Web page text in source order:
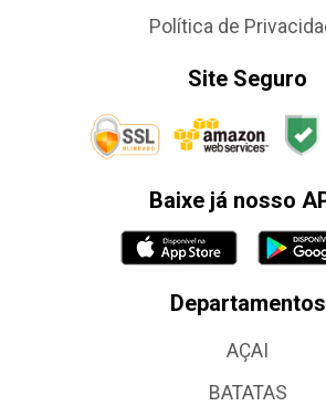
Política de
Site Seguro
Baixe já nosso
Departamentos
AÇAI
BATATAS